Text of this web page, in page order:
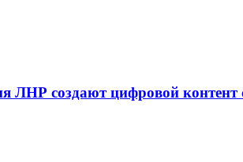
ЛНР создают цифровой